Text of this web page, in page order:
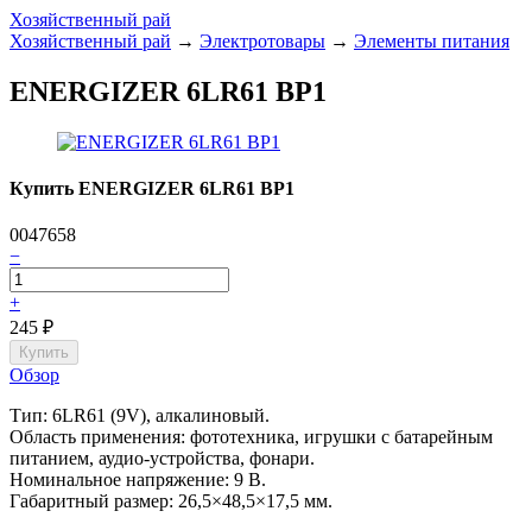
Хозяйственный рай
Хозяйственный рай → Электротовары → Элементы питания
ENERGIZER 6LR61 BP1
Купить ENERGIZER 6LR61 BP1
0047658
−
+
245 ₽
Обзор
Тип: 6LR61 (9V), алкалиновый.
Область применения: фототехника, игрушки с батарейным
питанием, аудио-устройства, фонари.
Номинальное напряжение: 9 В.
Габаритный размер: 26,5×48,5×17,5 мм.